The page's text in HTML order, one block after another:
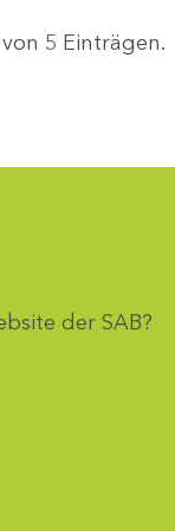
5 Einträgen.
der SAB?